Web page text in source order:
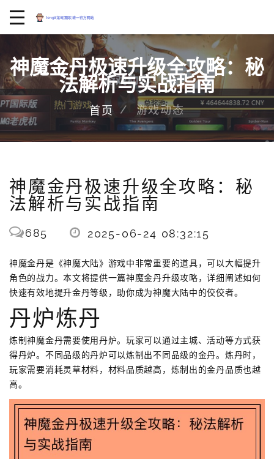
神魔金丹极速升级全攻略：秘
法解析与实战指南
首页 游戏动态
神魔金丹极速升级全攻略：秘
法解析与实战指南
685 2025-06-24 08:32:15
神魔金丹是《神魔大陆》游戏中非常重要的道具，可以大幅提升
角色的战力。本文将提供一篇神魔金丹升级攻略，详细阐述如何
快速有效地提升金丹等级，助你成为神魔大陆中的佼佼者。
丹炉炼丹
炼制神魔金丹需要使用丹炉。玩家可以通过主城、活动等方式获
得丹炉。不同品级的丹炉可以炼制出不同品级的金丹。炼丹时，
玩家需要消耗灵草材料，材料品质越高，炼制出的金丹品质也越
高。